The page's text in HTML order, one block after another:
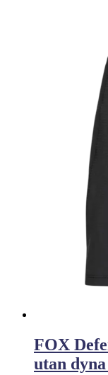
FOX
utan